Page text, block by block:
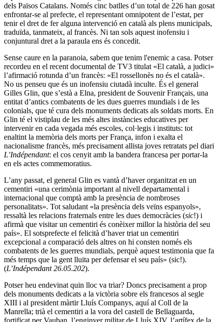
dels Països Catalans. Només cinc batlles d’un total de 226 han gosat
enfrontar-se al prefecte, el representant omnipotent de l’estat, per
tenir el dret de fer alguna intervenció en català als plens municipals,
traduïda, tanmateix, al francès. Ni tan sols aquest inofensiu i
conjuntural dret a la paraula ens és concedit.
Sense caure en la paranoia, sabem que tenim l'enemic a casa. Potser
recordeu en el recent documental de TV3 titulat «El català, a judici»
l’afirmació rotunda d’un francès: «El rossellonès no és el català».
No us penseu que és un inofensiu ciutadà inculte. És el general
Gilles Glin, que s’està a Elna, president de Souvenir Français, una
entitat d’antics combatents de les dues guerres mundials i de les
colonials, que té cura dels monuments dedicats als soldats morts. En
Glin té el vistiplau de les més altes instàncies educatives per
intervenir en cada vegada més escoles, col·legis i instituts: tot
enaltint la memòria dels morts per França, infon i exalta el
nacionalisme francès, més precisament allista joves retratats pel diari
L’Indépendant: el cos cenyit amb la bandera francesa per portar-la
en els actes commemoratius.
L’any passat, el general Glin es vantà d’haver organitzat en un
cementiri «una cerimònia important al nivell departamental i
internacional que comptà amb la presència de nombroses
personalitats». Tot saludant «la presència dels veïns espanyols»,
ressaltà les relacions fraternals entre les dues democràcies (sic!) i
afirmà que visitar un cementiri és conèixer millor la història del seu
país». El sotsprefecte el felicità d’haver triat un cementiri
excepcional a comparació dels altres on hi consten només els
combatents de les guerres mundials, perquè aquest testimonia que fa
més temps que la gent lluita per defensar el seu país» (sic!).
(L’Indépendant 26.05.202).
Potser heu endevinat quin lloc va triar? Doncs precisament a prop
dels monuments dedicats a la victòria sobre els francesos al segle
XIII i al president màrtir Lluís Companys, aquí al Coll de la
Manrella; trià el cementiri a la vora del castell de Bellaguarda,